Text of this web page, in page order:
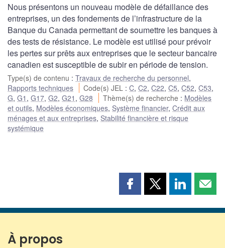
Nous présentons un nouveau modèle de défaillance des
entreprises, un des fondements de l’infrastructure de la
Banque du Canada permettant de soumettre les banques à
des tests de résistance. Le modèle est utilisé pour prévoir
les pertes sur prêts aux entreprises que le secteur bancaire
canadien est susceptible de subir en période de tension.
Type(s) de contenu : Travaux de recherche du personnel,
Rapports techniques
Code(s) JEL :C,C2,C22,C5,C52,C53,
G, G1 , G17, G2, G21 , G28 Thème(s) de recherche : Modèles
et outils, Modèles économiques, Système financier, Crédit aux
ménages et aux entreprises, Stabilité financière et risque
systémique
Partager
page
Partager
page
Partager
page page
À propos